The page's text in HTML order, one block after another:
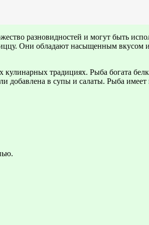
разновидностей и могут быть
Они обладают насыщенным
традициях. Рыба богата
добавлена в супы и салаты. Рыба